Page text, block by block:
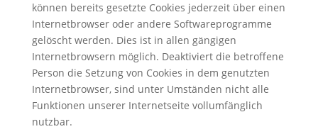
können bereits gesetzte Cookies jederzeit über einen
Internetbrowser oder andere Softwareprogramme
gelöscht werden. Dies ist in allen gängigen
Internetbrowsern möglich. Deaktiviert die betroffene
Person die Setzung von Cookies in dem genutzten
Internetbrowser, sind unter Umständen nicht alle
Funktionen unserer Internetseite vollumfänglich
nutzbar.